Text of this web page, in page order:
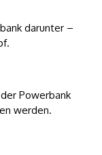
darunter –
Powerbank
werden.